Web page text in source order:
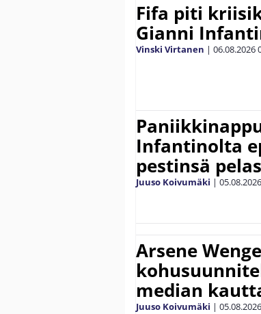
Fifa piti
Gianni
Vinski Virtanen | 06.08.2026
Infantinolta
pestinsä
Juuso Koivumäki | 05.08.2026
Arsene
median
Juuso Koivumäki | 05.08.2026